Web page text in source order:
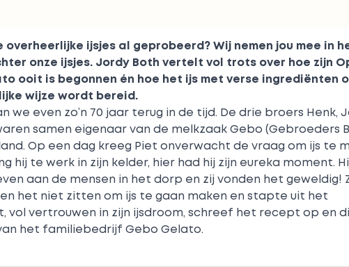
overheerlijke ijsjes al geprobeerd? Wij nemen jou mee in
onze ijsjes. Jordy Both vertelt vol trots over hoe zijn
ooit is begonnen én hoe het ijs met verse ingrediënten
wijze wordt bereid.
we even zo’n 70 jaar terug in de tijd. De drie broers Henk,
samen eigenaar van de melkzaak Gebo (Gebroeders
Op een dag kreeg Piet onverwacht de vraag om ijs te
hij te werk in zijn kelder, hier had hij zijn eureka moment.
aan de mensen in het dorp en zij vonden het geweldig!
het niet zitten om ijs te gaan maken en stapte uit het
vol vertrouwen in zijn ijsdroom, schreef het recept op en
het familiebedrijf Gebo Gelato.